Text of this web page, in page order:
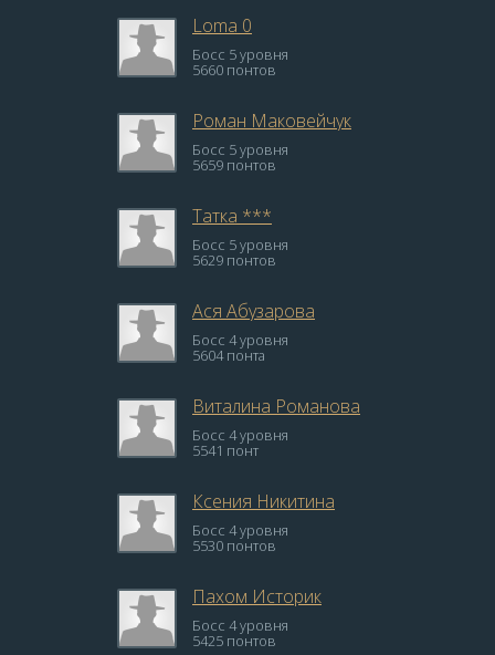
Loma 0
Босс 5 уровня
5660 понтов
Роман Маковейчук
Босс 5 уровня
5659 понтов
Татка ***
Босс 5 уровня
5629 понтов
Ася Абузарова
Босс 4 уровня
5604 понта
Виталина Романова
Босс 4 уровня
5541 понт
Ксения Никитина
Босс 4 уровня
5530 понтов
Пахом Историк
Босс 4 уровня
5425 понтов